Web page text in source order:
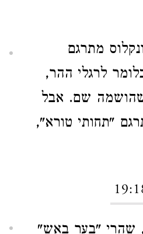
מתרגם
לרגלי ההר,
שהושמה שם. אבל
"תחותי טורא",